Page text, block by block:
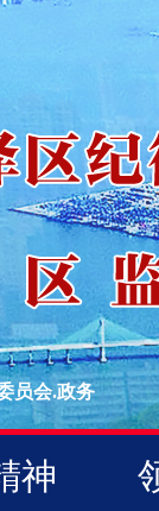
员会.政务
神